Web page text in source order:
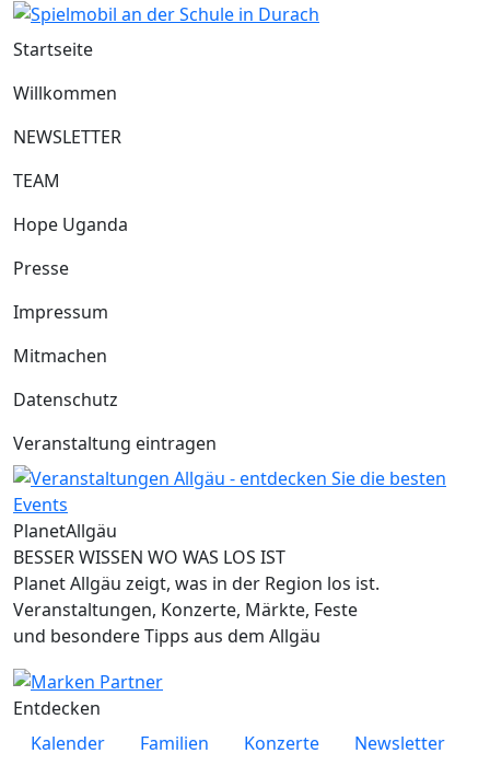
Startseite
Willkommen
NEWSLETTER
TEAM
Hope Uganda
Presse
Impressum
Mitmachen
Datenschutz
Veranstaltung eintragen
PlanetAllgäu
BESSER WISSEN WO WAS LOS IST
Planet Allgäu zeigt, was in der Region los ist.
Veranstaltungen, Konzerte, Märkte, Feste
und besondere Tipps aus dem Allgäu
Entdecken
Kalender
Familien Konzerte
Newsletter